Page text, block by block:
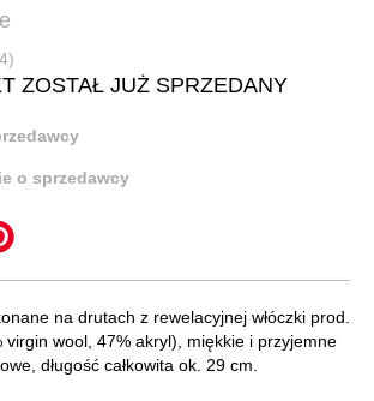
ZOSTAŁ JUŻ SPRZEDANY
o sprzedawcy
na drutach z rewelacyjnej włóczki prod.
virgin wool, 47% akryl), miękkie i przyjemne
długość całkowita ok. 29 cm.